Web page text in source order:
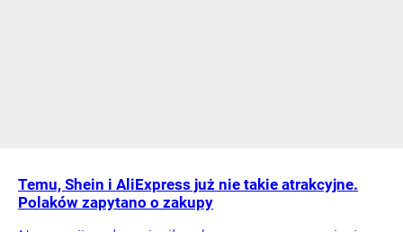
Temu, Shein i AliExpress już nie takie atrakcyjne.
Polaków zapytano o zakupy